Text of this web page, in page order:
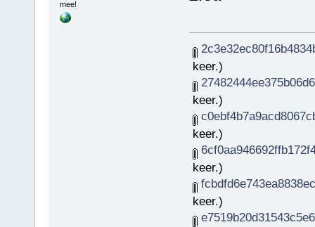
mee!
keer.)
keer.)
keer.)
keer.)
keer.)